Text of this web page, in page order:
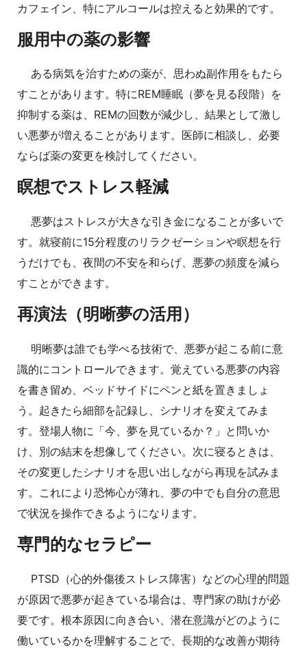
カフェイン、特にアルコールは控えると効果的です。
服用中の薬の影響
ある病気を治すための薬が、思わぬ副作用をもたら
すことがあります。特にREM睡眠（夢を見る段階）を
抑制する薬は、REMの回数が減少し、結果として激し
い悪夢が増えることがあります。医師に相談し、必要
ならば薬の変更を検討してください。
瞑想でストレス軽減
悪夢はストレスが大きな引き金になることが多いで
す。就寝前に15分程度のリラクゼーションや瞑想を行
うだけでも、夜間の不安を和らげ、悪夢の頻度を減ら
すことができます。
再演法（明晰夢の活用）
明晰夢は誰でも学べる技術で、悪夢が起こる前に意
識的にコントロールできます。覚えている悪夢の内容
を書き留め、ベッドサイドにペンと紙を置きましょ
う。起きたら細部を記録し、シナリオを変えてみま
す。登場人物に「今、夢を見ているか？」と問いか
け、別の結末を想像してください。次に寝るときは、
その変更したシナリオを思い出しながら再現を試みま
す。これにより恐怖心が薄れ、夢の中でも自分の意思
で状況を操作できるようになります。
専門的なセラピー
PTSD（心的外傷後ストレス障害）などの心理的問題
が原因で悪夢が起きている場合は、専門家の助けが必
要です。根本原因に向き合い、潜在意識がどのように
働いているかを理解することで、長期的な改善が期待